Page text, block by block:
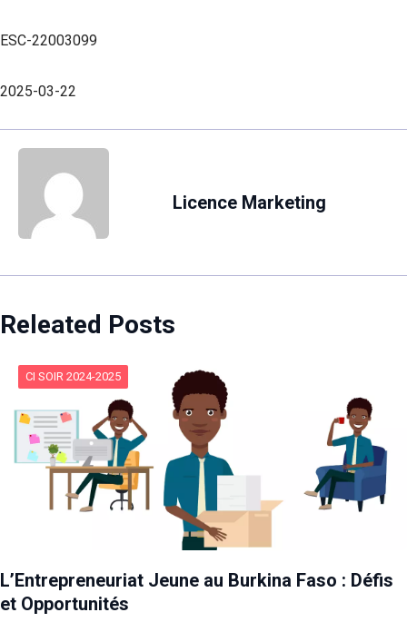
ESC-22003099
2025-03-22
Licence Marketing
Releated Posts
CI SOIR 2024-2025
L’Entrepreneuriat Jeune au Burkina Faso : Défis
et Opportunités